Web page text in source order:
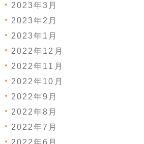
2023年3月
2023年2月
2023年1月
2022年12月
2022年11月
2022年10月
2022年9月
2022年8月
2022年7月
2022年6月